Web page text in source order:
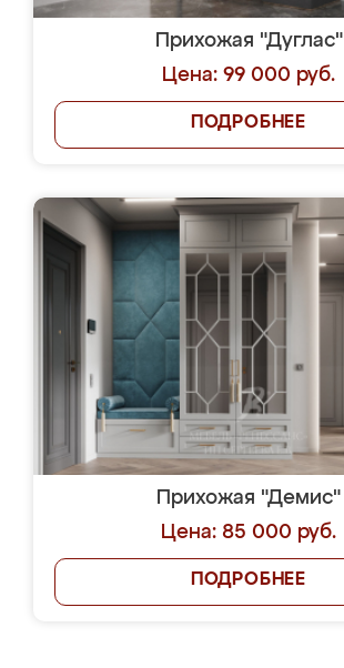
Прихожая "Дуглас"
Цена: 99 000 руб.
ПОДРОБНЕЕ
Прихожая "Демис"
Цена: 85 000 руб.
ПОДРОБНЕЕ